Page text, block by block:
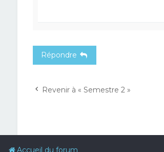
Répondre
Revenir à « Semestre 2 »
Accueil du forum